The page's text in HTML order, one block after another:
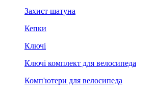
Захист шатуна
Кепки
Ключі
Ключі комплект для велосипеда
Комп'ютери для велосипеда